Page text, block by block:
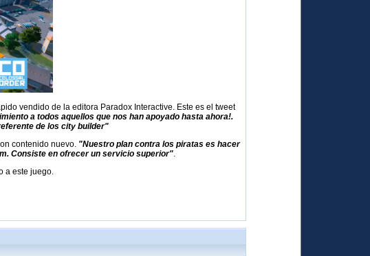
vendido de la editora Paradox Interactive. Este es el tweet
a todos aquellos que nos han apoyado hasta ahora!.
de los city builder"
contenido nuevo. "Nuestro plan contra los piratas es hacer
Consiste en ofrecer un servicio superior".
a este juego.